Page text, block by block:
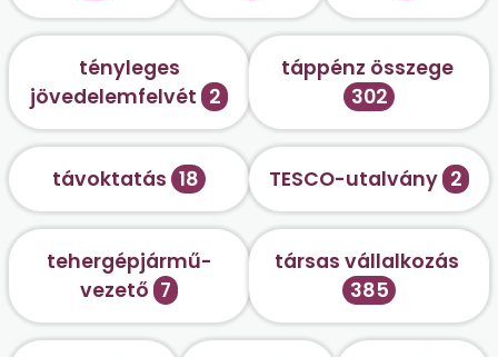
tényleges
jövedelemfelvét 2
táppénz összege
302
távoktatás 18 TESCO-utalvány 2
tehergépjármű-
vezető 7
társas vállalkozás
385